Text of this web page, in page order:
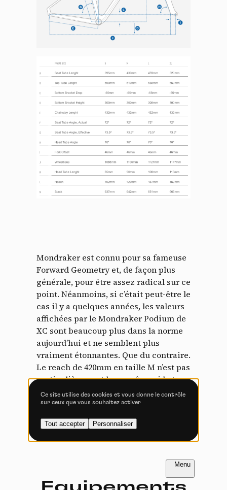
Mondraker est connu pour sa fameuse
Forward Geometry et, de façon plus
générale, pour être assez radical sur ce
point. Néanmoins, si c’était peut-être le
cas il y a quelques années, les valeurs
affichées par le Mondraker Podium de
XC sont beaucoup plus dans la norme
aujourd’hui et ne semblent plus
vraiment étonnantes. Que du contraire.
Le reach de 420mm en taille M n’est pas
particulièrement long, même si le top
tube affiche 610mm. Les bases font
432mm et l’angle de direction de 70°
apparaît aujourd’hui comme assez
redressé. Il y a 4 tailles au programme.
Panneau de gestion des
cookies
Tout refuser
Vidéos
Les services de partage de vidéo permettent d'enrichir
le site de contenu multimédia et augmentent sa
visibilité.
Vimeo interdit -Ce service peut déposer
Autoriser Interdire
YouTube interdit -
déposer 4 cookies.
Ce site utilise des cookies et vous donne le contrôle
sur ceux que vous souhaitez activer
Tout accepter Personnaliser